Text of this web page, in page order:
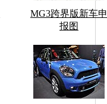
MG3跨界版新车申
报图